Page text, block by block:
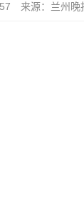
来源：兰州晚